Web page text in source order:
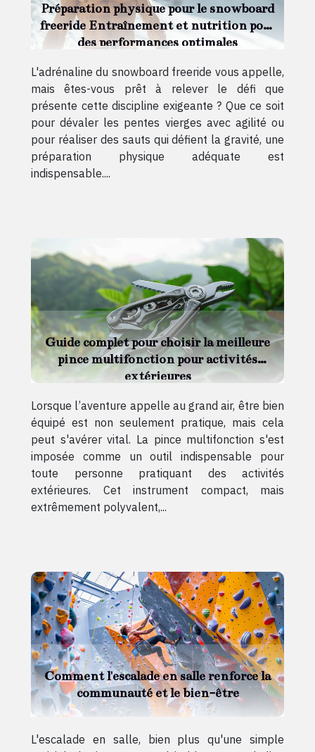
Préparation physique pour le snowboard
freeride Entraînement et nutrition pour
des performances optimales
L'adrénaline du snowboard freeride vous appelle,
mais êtes-vous prêt à relever le défi que
présente cette discipline exigeante ? Que ce soit
pour dévaler les pentes vierges avec agilité ou
pour réaliser des sauts qui défient la gravité, une
préparation physique adéquate est
indispensable....
Guide complet pour choisir la meilleure
pince multifonction pour activités
extérieures
Lorsque l’aventure appelle au grand air, être bien
équipé est non seulement pratique, mais cela
peut s'avérer vital. La pince multifonction s'est
imposée comme un outil indispensable pour
toute personne pratiquant des activités
extérieures. Cet instrument compact, mais
extrêmement polyvalent,...
Comment l'escalade en salle renforce la
communauté et le bien-être
L'escalade en salle, bien plus qu'une simple